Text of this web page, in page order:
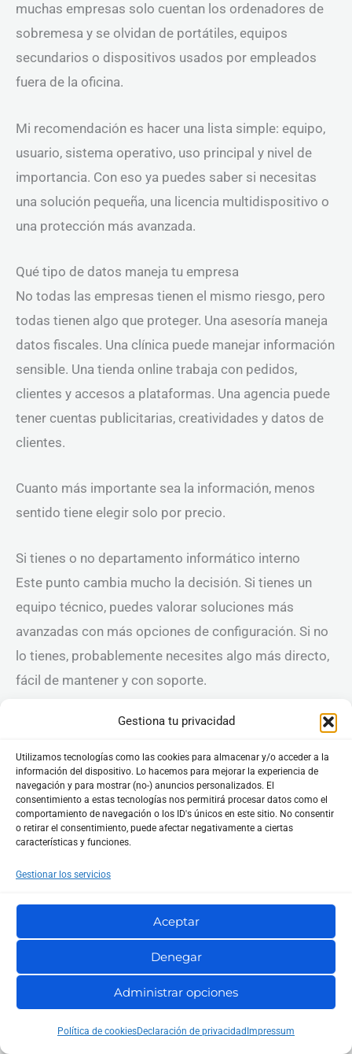
Gestiona tu privacidad
Utilizamos tecnologías como las cookies para almacenar y/o acceder a la
información del dispositivo. Lo hacemos para mejorar la experiencia de
navegación y para mostrar (no-) anuncios personalizados. El
consentimiento a estas tecnologías nos permitirá procesar datos como el
comportamiento de navegación o los ID's únicos en este sitio. No consentir
o retirar el consentimiento, puede afectar negativamente a ciertas
características y funciones.
Gestionar los servicios
Aceptar
Denegar
Administrar opciones
Política de cookiesDeclaración de privacidad Impressum
muchas empresas solo cuentan los ordenadores de
sobremesa y se olvidan de portátiles, equipos
secundarios o dispositivos usados por empleados
fuera de la oficina.
Mi recomendación es hacer una lista simple: equipo,
usuario, sistema operativo, uso principal y nivel de
importancia. Con eso ya puedes saber si necesitas
una solución pequeña, una licencia multidispositivo o
una protección más avanzada.
Qué tipo de datos maneja tu empresa
No todas las empresas tienen el mismo riesgo, pero
todas tienen algo que proteger. Una asesoría maneja
datos fiscales. Una clínica puede manejar información
sensible. Una tienda online trabaja con pedidos,
clientes y accesos a plataformas. Una agencia puede
tener cuentas publicitarias, creatividades y datos de
clientes.
Cuanto más importante sea la información, menos
sentido tiene elegir solo por precio.
Si tienes o no departamento informático interno
Este punto cambia mucho la decisión. Si tienes un
equipo técnico, puedes valorar soluciones más
avanzadas con más opciones de configuración. Si no
lo tienes, probablemente necesites algo más directo,
fácil de mantener y con soporte.
Aquí es donde una solución como Kaspersky para
empresas puede encajar bien en muchos negocios:
ofrece protección profesional sin obligar a la pyme a
gestionar una infraestructura compleja. Y si además
lo contratas con acompañamiento, la experiencia es
mucho más sencilla.
Pregúntate algo muy práctico: si mañana tienes un
problema con la activación, una alerta o una duda
sobre licencias, ¿a quién llamas?
Si la respuesta no está clara, conviene valorar
comprar el antivirus con un proveedor que pueda